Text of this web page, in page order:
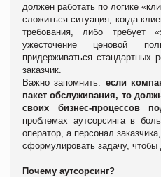
должен работать по логике
сложиться ситуация, когда
требования, либо требует
ужесточение ценовой
придерживаться стандартных
заказчик.
Важно запомнить: если
пакет обслуживания, то
своих бизнес-процессов
проблемах аутсорсинга в
оператор, а персонал
сформулировать задачу, чтобы
Почему аутсорсинг?